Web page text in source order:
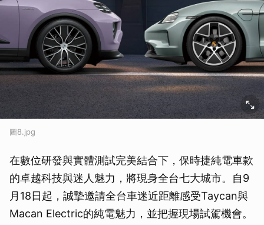
圖8.jpg
在數位研發與實體測試完美結合下，保時捷純電車款
的卓越科技與迷人魅力，將現身全台七大城市。自9
月18日起，誠摯邀請全台車迷近距離感受Taycan與
Macan Electric的純電魅力，並把握現場試駕機會。